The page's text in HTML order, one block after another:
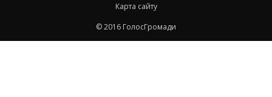
Карта сайту
© 2016 ГолосГромади